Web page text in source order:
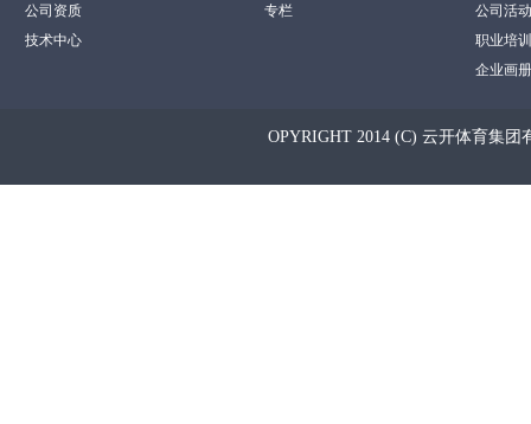
公司资质
技术中心
专栏
公司活动
职业培训
企业画册
OPYRIGHT 2014 (C) 云开体育集团